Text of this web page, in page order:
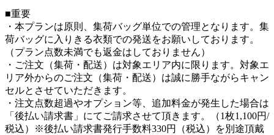
■重要
・本プランは原則、集荷バッグ単位での管理となります。集
荷バッグに入りきる衣類での発送をお願いしております。
（プラン点数未満でも返金はしておりません）
・ご注文（集荷・配送）は対象エリア内に限ります。対象エ
リア外からのご注文（集荷・配送）は誠に勝手ながらキャン
セルとさせていただきます。
・注文点数超過やオプション等、追加料金が発生した場合は
「後払い請求書」にてご請求させて頂きます。（1枚1,100円/
税込）※後払い請求書発行手数料330円（税込）を別途頂戴